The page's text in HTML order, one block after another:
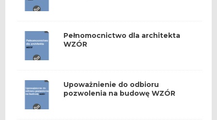
Pełnomocnictwo dla architekta
WZÓR
Upoważnienie do odbioru
pozwolenia na budowę WZÓR